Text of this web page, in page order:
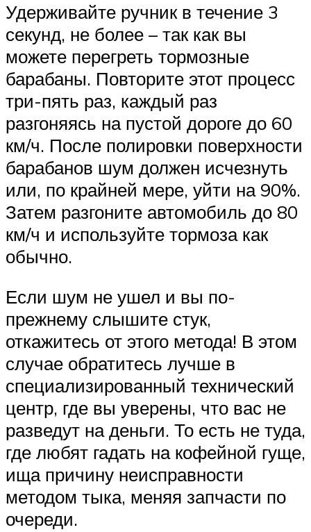
Удерживайте ручник в течение 3
секунд, не более – так как вы
можете перегреть тормозные
барабаны. Повторите этот процесс
три-пять раз, каждый раз
разгоняясь на пустой дороге до 60
км/ч. После полировки поверхности
барабанов шум должен исчезнуть
или, по крайней мере, уйти на 90%.
Затем разгоните автомобиль до 80
км/ч и используйте тормоза как
обычно.
Если шум не ушел и вы по-
прежнему слышите стук,
откажитесь от этого метода! В этом
случае обратитесь лучше в
специализированный технический
центр, где вы уверены, что вас не
разведут на деньги. То есть не туда,
где любят гадать на кофейной гуще,
ища причину неисправности
методом тыка, меняя запчасти по
очереди.